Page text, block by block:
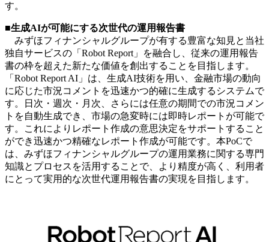
す。
■生成AIが可能にする次世代の運用報告書
みずほフィナンシャルグループが有する豊富な知見と当社
独自サービスの「Robot Report」を融合し、従来の運用報告
書の枠を超えた新たな価値を創出することを目指します。
「Robot Report AI」は、生成AI技術を用い、金融市場の動向
に応じた市況コメントを迅速かつ的確に生成するシステムで
す。日次・週次・月次、さらには任意の期間での市況コメン
トを自動生成でき、市場の急変時には即時レポートが可能で
す。これによりレポート作成の意思決定をサポートすること
ができ迅速かつ精確なレポート作成が可能です。本PoCで
は、みずほフィナンシャルグループの運用業務に関する専門
知識とプロセスを活用することで、より精度が高く、利用者
にとって実用的な次世代運用報告書の実現を目指します。